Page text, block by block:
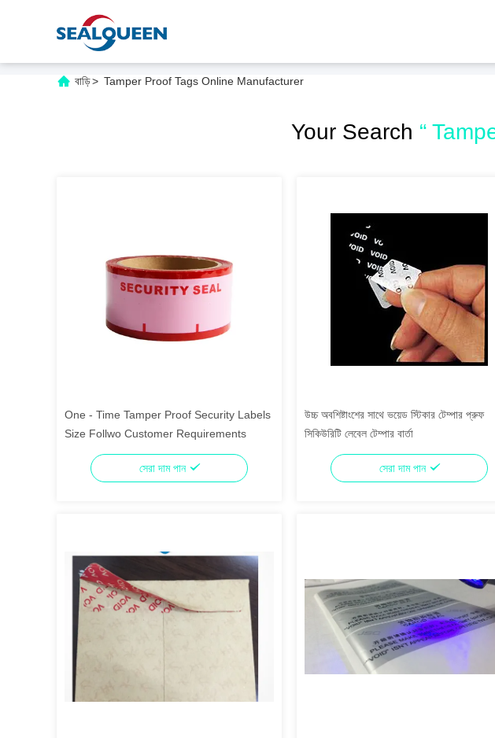
বাড়ি> Tamper Proof Tags Online Manufacturer
Your Search “
One - Time Tamper Proof Security Labels
Size Follwo Customer Requirements
সেরা দাম পান
উচ্চ অবশিষ্টাংশের সাথে ভয়েড স্টিকার টেম্পার প্রুফ
সিকিউরিটি লেবেল টেম্পার বার্তা
সেরা দাম পান